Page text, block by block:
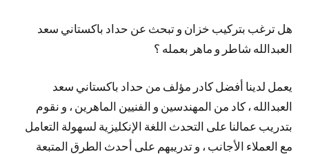
هل ترغب بتركيب خزان و تبحث عن حداد باكستاني سعد
العبدالله شاطر و ماهر بعمله ؟
يعمل لدينا أفضل كادر مؤلف من حداد باكستاني سعد
العبدالله ، كاد من المهندسين و الفنيين الماهرين ، و نقوم
بتدريب عمالنا على التحدث اللغة الإنكليزية لسهولة التعامل
مع العملاء الأجانب ، و تدريبهم على أحدث الطرق المتبعة